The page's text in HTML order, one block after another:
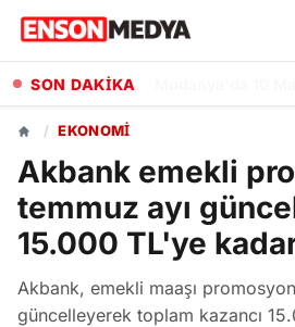
SON DAKİKA
/ EKONOMI
Akbank emekli
temmuz ayı
15.000 TL'ye kadar
Akbank, emekli maaşı promosyon
güncelleyerek toplam kazancı